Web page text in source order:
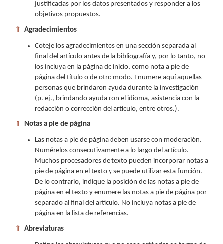
justificadas por los datos presentados y responder a los
objetivos propuestos.
⇑ Agradecimientos
Coteje los agradecimientos en una sección separada al
final del artículo antes de la bibliografía y, por lo tanto, no
los incluya en la página de inicio, como nota a pie de
página del título o de otro modo. Enumere aquí aquellas
personas que brindaron ayuda durante la investigación
(p. ej., brindando ayuda con el idioma, asistencia con la
redacción o corrección del artículo, entre otros.).
⇑ Notas a pie de página
Las notas a pie de página deben usarse con moderación.
Numérelos consecutivamente a lo largo del artículo.
Muchos procesadores de texto pueden incorporar notas a
pie de página en el texto y se puede utilizar esta función.
De lo contrario, indique la posición de las notas a pie de
página en el texto y enumere las notas a pie de página por
separado al final del artículo. No incluya notas a pie de
página en la lista de referencias.
⇑ Abreviaturas